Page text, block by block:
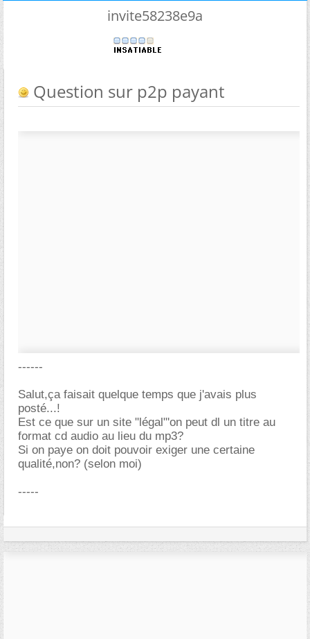
invite58238e9a
Question sur p2p payant
------
Salut,ça faisait quelque temps que j'avais plus
posté...!
Est ce que sur un site "légal"'on peut dl un titre au
format cd audio au lieu du mp3?
Si on paye on doit pouvoir exiger une certaine
qualité,non? (selon moi)
-----